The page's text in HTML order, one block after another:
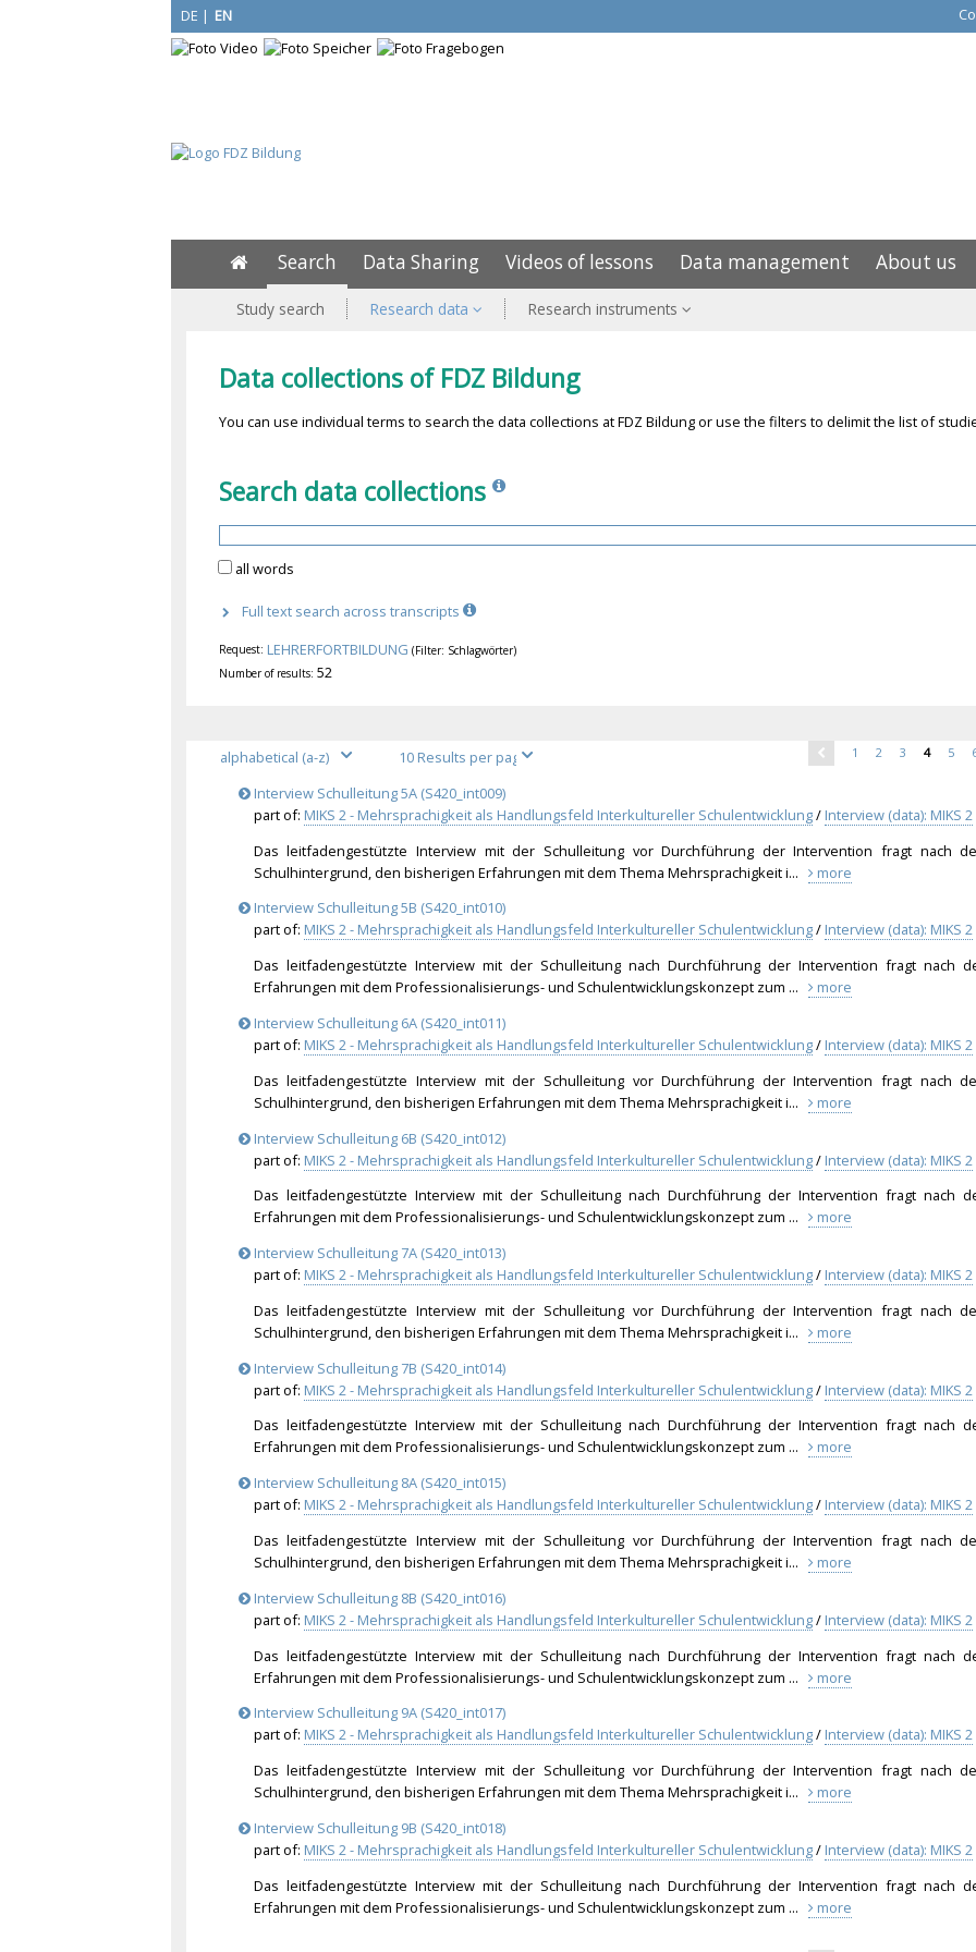
DE | EN
Search Data Sharing Videos of lessons Data management About us
Study search Research data Research instruments
Data collections of FDZ Bildung
You can use individual terms to search the data collections at FDZ Bildung or use the filters to delimit the list of
Search data collections
all words
Full text search across transcripts
Request: LEHRERFORTBILDUNG (Filter: Schlagwörter)
Number of results: 52
1234 5
Interview Schulleitung 5A (S420_int009)
part of: MIKS 2 - Mehrsprachigkeit als Handlungsfeld Interkultureller Schulentwicklung/ Interview (data): MIKS 2
Das leitfadengestützte Interview mit der Schulleitung vor Durchführung der Intervention fragt nach
Schulhintergrund, den bisherigen Erfahrungen mit dem Thema Mehrsprachigkeit i...
more
Interview Schulleitung 5B (S420_int010)
part of: MIKS 2 - Mehrsprachigkeit als Handlungsfeld Interkultureller Schulentwicklung/ Interview (data): MIKS 2
Das leitfadengestützte Interview mit der Schulleitung nach Durchführung der Intervention fragt nach
Erfahrungen mit dem Professionalisierungs- und Schulentwicklungskonzept zum ...
more
Interview Schulleitung 6A (S420_int011)
part of: MIKS 2 - Mehrsprachigkeit als Handlungsfeld Interkultureller Schulentwicklung/ Interview (data): MIKS 2
Das leitfadengestützte Interview mit der Schulleitung vor Durchführung der Intervention fragt nach
Schulhintergrund, den bisherigen Erfahrungen mit dem Thema Mehrsprachigkeit i...
more
Interview Schulleitung 6B (S420_int012)
part of: MIKS 2 - Mehrsprachigkeit als Handlungsfeld Interkultureller Schulentwicklung/ Interview (data): MIKS 2
Das leitfadengestützte Interview mit der Schulleitung nach Durchführung der Intervention fragt nach
Erfahrungen mit dem Professionalisierungs- und Schulentwicklungskonzept zum ...
more
Interview Schulleitung 7A (S420_int013)
part of: MIKS 2 - Mehrsprachigkeit als Handlungsfeld Interkultureller Schulentwicklung/ Interview (data): MIKS 2
Das leitfadengestützte Interview mit der Schulleitung vor Durchführung der Intervention fragt nach
Schulhintergrund, den bisherigen Erfahrungen mit dem Thema Mehrsprachigkeit i...
more
Interview Schulleitung 7B (S420_int014)
part of: MIKS 2 - Mehrsprachigkeit als Handlungsfeld Interkultureller Schulentwicklung/ Interview (data): MIKS 2
Das leitfadengestützte Interview mit der Schulleitung nach Durchführung der Intervention fragt nach
Erfahrungen mit dem Professionalisierungs- und Schulentwicklungskonzept zum ...
more
Interview Schulleitung 8A (S420_int015)
part of: MIKS 2 - Mehrsprachigkeit als Handlungsfeld Interkultureller Schulentwicklung/ Interview (data): MIKS 2
Das leitfadengestützte Interview mit der Schulleitung vor Durchführung der Intervention fragt nach
Schulhintergrund, den bisherigen Erfahrungen mit dem Thema Mehrsprachigkeit i...
more
Interview Schulleitung 8B (S420_int016)
part of: MIKS 2 - Mehrsprachigkeit als Handlungsfeld Interkultureller Schulentwicklung/ Interview (data): MIKS 2
Das leitfadengestützte Interview mit der Schulleitung nach Durchführung der Intervention fragt nach
Erfahrungen mit dem Professionalisierungs- und Schulentwicklungskonzept zum ...
more
Interview Schulleitung 9A (S420_int017)
part of: MIKS 2 - Mehrsprachigkeit als Handlungsfeld Interkultureller Schulentwicklung/ Interview (data): MIKS 2
Das leitfadengestützte Interview mit der Schulleitung vor Durchführung der Intervention fragt nach
Schulhintergrund, den bisherigen Erfahrungen mit dem Thema Mehrsprachigkeit i...
more
Interview Schulleitung 9B (S420_int018)
part of: MIKS 2 - Mehrsprachigkeit als Handlungsfeld Interkultureller Schulentwicklung/ Interview (data): MIKS 2
Das leitfadengestützte Interview mit der Schulleitung nach Durchführung der Intervention fragt nach
Erfahrungen mit dem Professionalisierungs- und Schulentwicklungskonzept zum ...
more